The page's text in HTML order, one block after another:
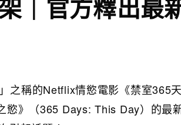
｜官方釋出最
之稱的Netflix情慾電影 《禁室365
慾》（365 Days: This Day）的最